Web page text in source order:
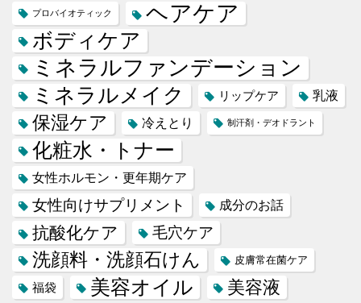
プロバイオティック ヘアケア
ボディケア
ミネラルファンデーション
ミネラルメイク リップケア 乳液
保湿ケア 冷えとり 制汗剤・デオドラント
化粧水・トナー
女性ホルモン・更年期ケア
女性向けサプリメント 成分のお話
抗酸化ケア 毛穴ケア
洗顔料・洗顔石けん 皮膚常在菌ケア
福袋 美容オイル 美容液